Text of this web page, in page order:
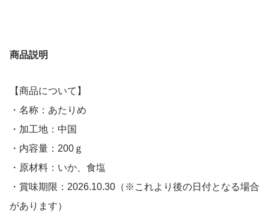
商品説明
【商品について】
・名称：あたりめ
・加工地：中国
・内容量：200ｇ
・原材料：いか、食塩
・賞味期限：2026.10.30（※これより後の日付となる場合
があります）